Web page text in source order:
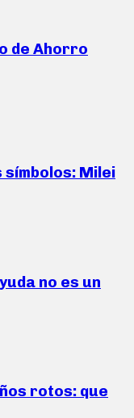
de Ahorro
símbolos: Milei
no es un
rotos: que